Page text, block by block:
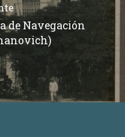
de Navegación